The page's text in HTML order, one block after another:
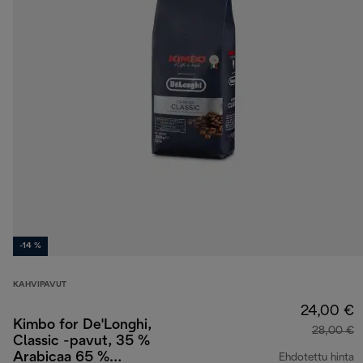
-14 %
KAHVIPAVUT
Kimbo for De'Longhi,
Classic -pavut, 35 %
Arabicaa 65 %
24,00 €
28,00 €
Ehdotettu hinta